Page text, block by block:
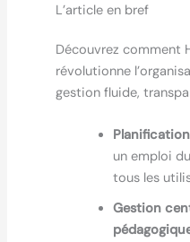
L’article en bref
Découvrez comment
révolutionne
gestion fluide,
un emploi
tous les
Gestion